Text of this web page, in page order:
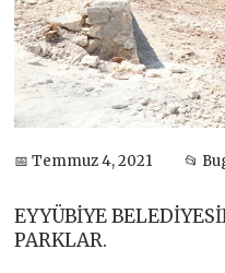
📅 Temmuz 4, 2021 📂
EYYÜBİYE
PARKLAR.